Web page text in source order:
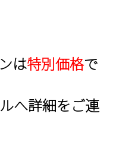
は特別価格で
へ詳細をご連